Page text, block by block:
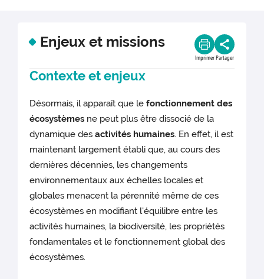
Enjeux et missions
Imprimer Partager
Contexte et enjeux
Désormais, il apparaît que lefonctionnement des
écosystèmes ne peut plus être dissocié de la
dynamique desactivités humaines. En effet, il est
maintenant largement établi que, au cours des
dernières décennies, les changements
environnementaux aux échelles locales et
globales menacent la pérennité même de ces
écosystèmes en modifiant l'équilibre entre les
activités humaines, la biodiversité, les propriétés
fondamentales et le fonctionnement global des
écosystèmes.